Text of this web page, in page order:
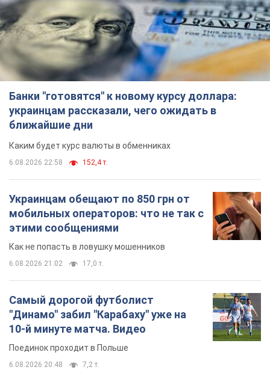
Банки "готовятся" к новому курсу доллара:
украинцам рассказали, чего ожидать в
ближайшие дни
Каким будет курс валюты в обменниках
6.08.2026 22:58 152,4 т.
Украинцам обещают по 850 грн от
мобильных операторов: что не так с
этими сообщениями
Как не попасть в ловушку мошенников
6.08.2026 21:02 17,0 т.
Самый дорогой футболист
"Динамо" забил "Карабаху" уже на
10-й минуте матча. Видео
Поединок проходит в Польше
6.08.2026 20:48 7,2 т.